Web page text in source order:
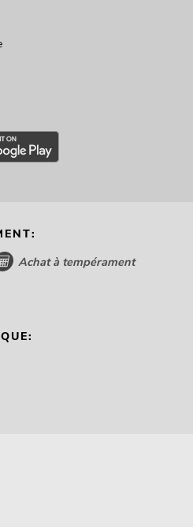
Achat à tempérament